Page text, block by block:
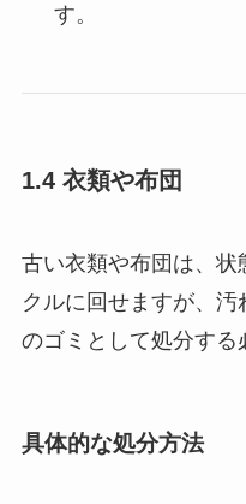
す。
1.4 衣類や布団
古い衣類や布団は、状
クルに回せますが、
のゴミとして処分する
具体的な処分方法